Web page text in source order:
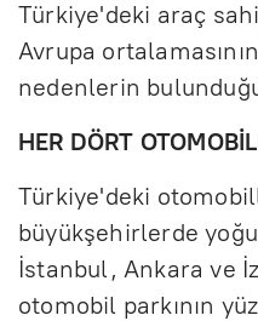
Türkiye'deki araç
Avrupa
nedenlerin
HER DÖRT
Türkiye'deki
büyükşehirlerde
İstanbul, Ankara ve
otomobil parkının